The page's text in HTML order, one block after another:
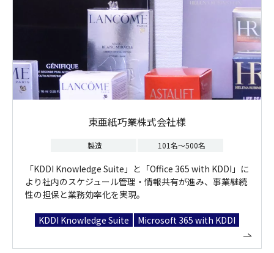
東亜紙巧業株式会社様
製造 101名～500名
「KDDI Knowledge Suite」と「Office 365 with KDDI」に
より社内のスケジュール管理・情報共有が進み、事業継続
性の担保と業務効率化を実現。
KDDI Knowledge Suite Microsoft 365 with KDDI